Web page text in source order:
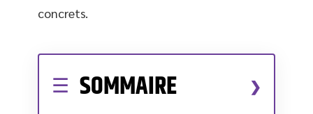
concrets.
SOMMAIRE